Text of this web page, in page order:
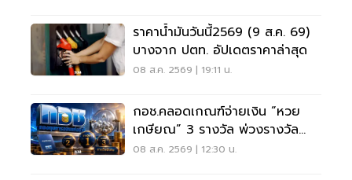
ราคาน้ำมันวันนี้2569 (9 ส.ค. 69)
บางจาก ปตท. อัปเดตราคาล่าสุด
08 ส.ค. 2569 | 19:11 น.
กอช.คลอดเกณฑ์จ่ายเงิน “หวย
เกษียณ” 3 รางวัล พ่วงรางวัล
พิเศษ
08 ส.ค. 2569 | 12:30 น.